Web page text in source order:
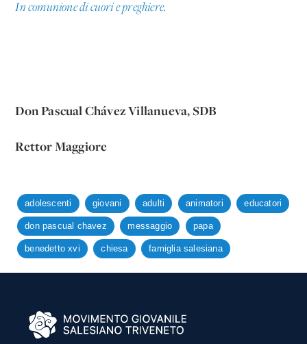
In comunione di cuori e preghiere.
Don Pascual Chávez Villanueva, SDB
Rettor Maggiore
adolescenti giovani adulti animatori educatori
don pascual chavez messaggio papa
benedetto xvi chiesa famiglia salesiana